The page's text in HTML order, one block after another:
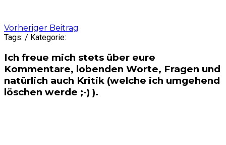
Post
navigation
Vorheriger Beitrag
Tags: / Kategorie:
Ich freue mich stets über eure
Kommentare, lobenden Worte, Fragen und
natürlich auch Kritik (welche ich umgehend
löschen werde ;-) ).